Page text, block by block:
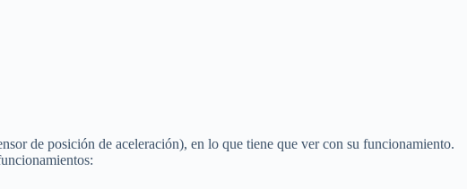
de posición de aceleración), en lo que tiene que ver con su funcionamiento.